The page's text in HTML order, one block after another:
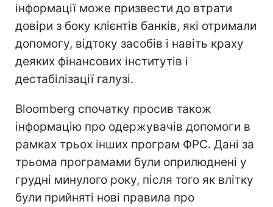
інформації може призвести до втрати
довіри з боку клієнтів банків, які отримали
допомогу, відтоку засобів і навіть краху
деяких фінансових інститутів і
дестабілізації галузі.
Bloomberg спочатку просив також
інформацію про одержувачів допомоги в
рамках трьох інших програм ФРС. Дані за
трьома програмами були оприлюднені у
грудні минулого року, після того як влітку
були прийняті нові правила про